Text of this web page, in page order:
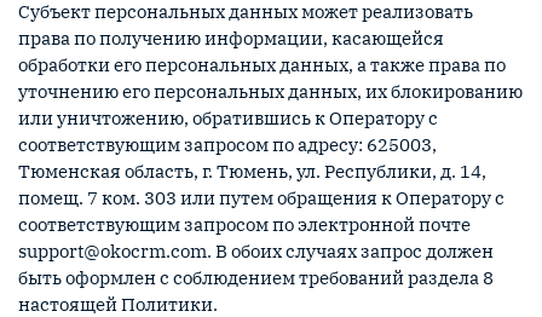
Субъект персональных данных может реализовать
права по получению информации, касающейся
обработки его персональных данных, а также права по
уточнению его персональных данных, их блокированию
или уничтожению, обратившись к Оператору с
соответствующим запросом по адресу: 625003,
Тюменская область, г. Тюмень, ул. Республики, д. 14,
помещ. 7 ком. 303 или путем обращения к Оператору с
соответствующим запросом по электронной почте
support@okocrm.com. В обоих случаях запрос должен
быть оформлен с соблюдением требований раздела 8
настоящей Политики.